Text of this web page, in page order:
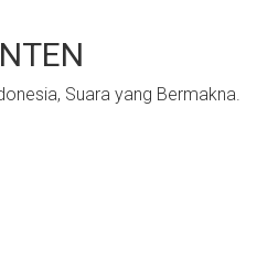
Suara yang Bermakna.